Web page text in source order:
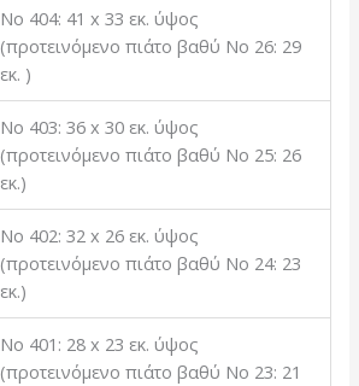
Νο 404: 41 x 33 εκ. ύψος
(προτεινόμενο πιάτο βαθύ Νο 26: 29
εκ. )
Νο 403: 36 x 30 εκ. ύψος
(προτεινόμενο πιάτο βαθύ Νο 25: 26
εκ.)
Νο 402: 32 x 26 εκ. ύψος
(προτεινόμενο πιάτο βαθύ Νο 24: 23
εκ.)
Νο 401: 28 x 23 εκ. ύψος
(προτεινόμενο πιάτο βαθύ Νο 23: 21